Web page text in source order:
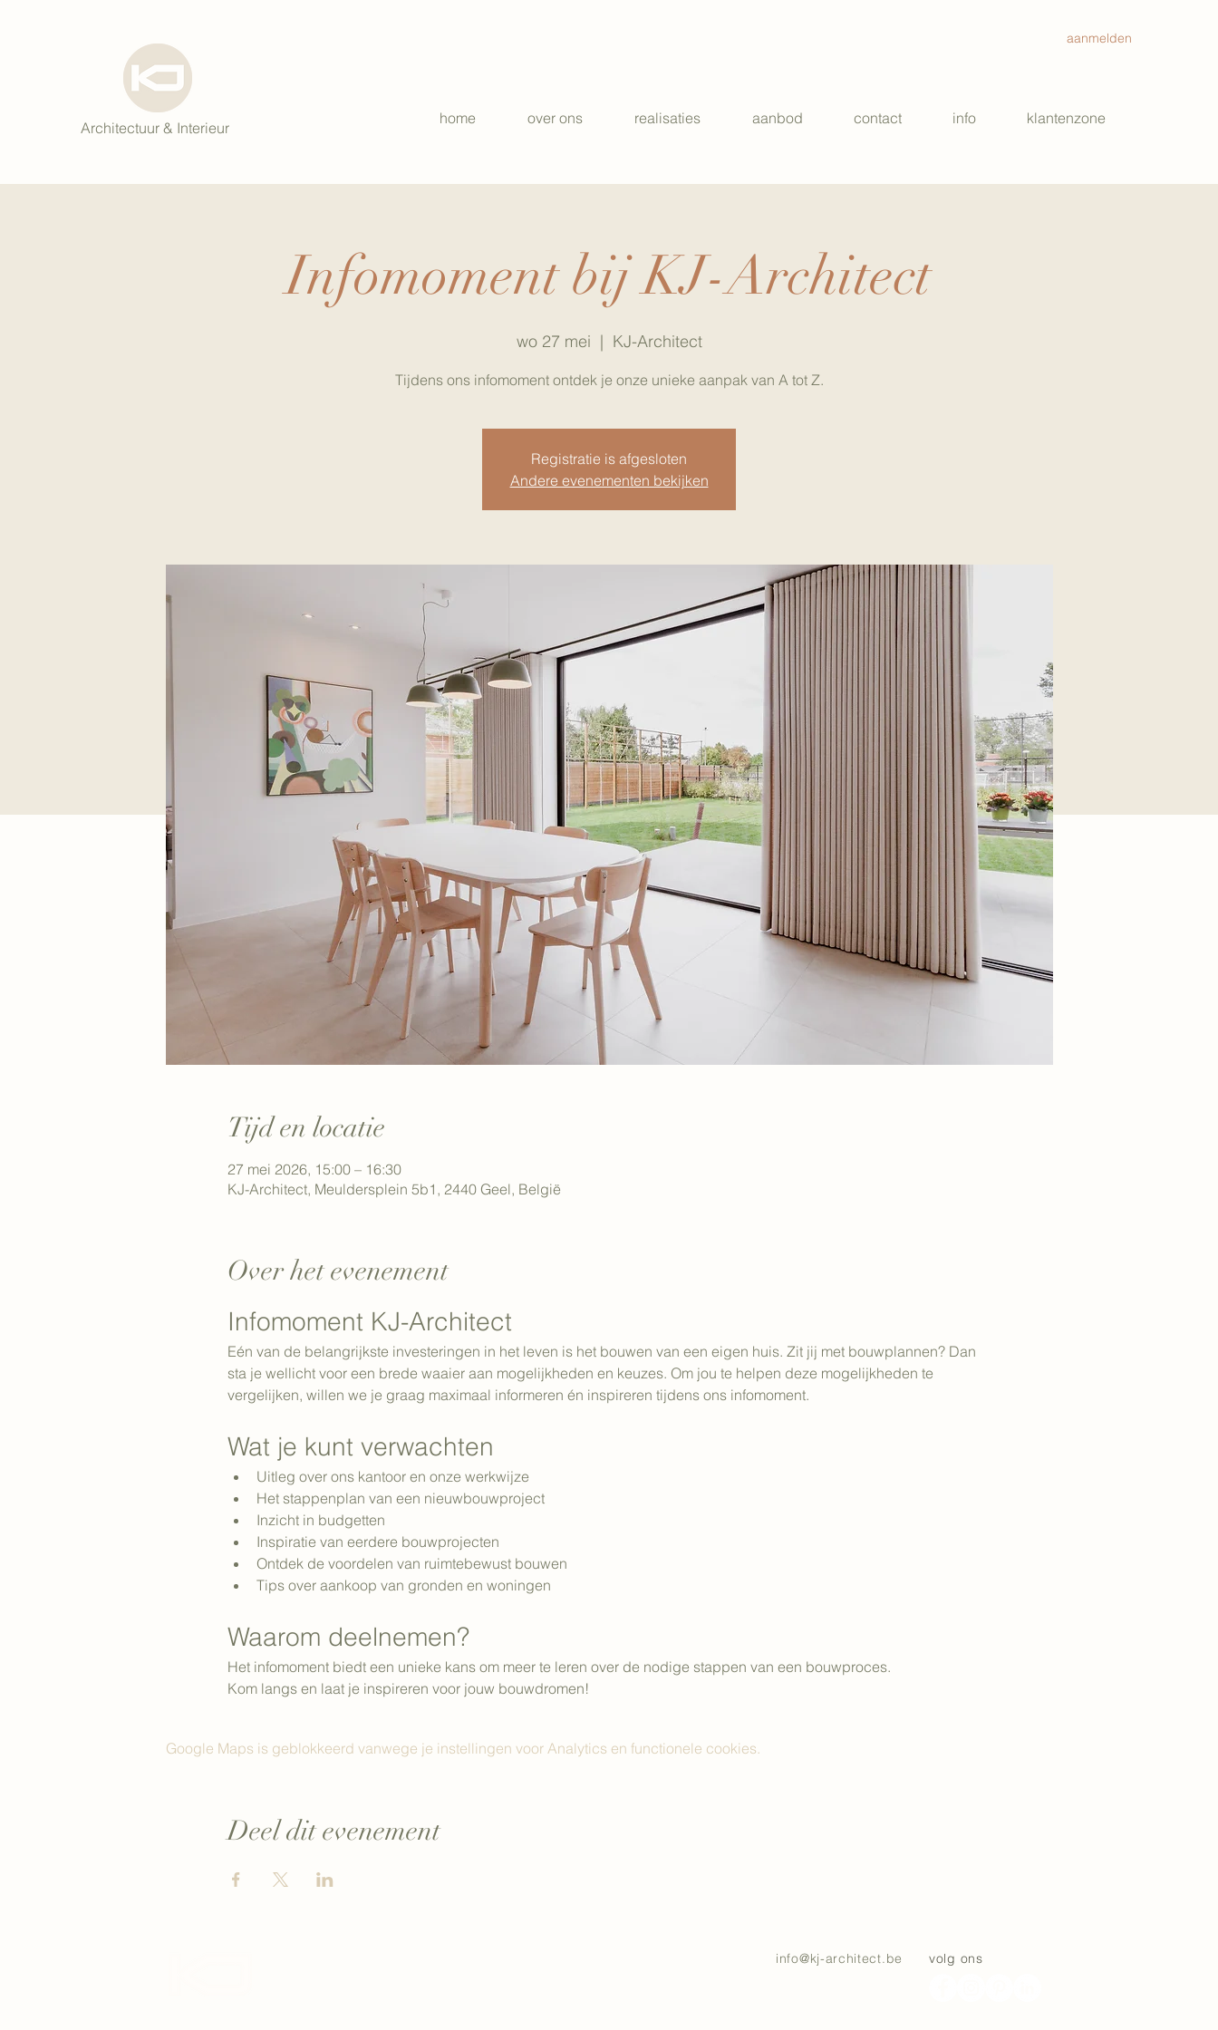
Architectuur & Interieur
aanmelden
home over ons realisaties aanbod contact info klantenzone
Infomoment bij KJ-Architect
wo 27 mei
  |
KJ-Architect
Tijdens ons infomoment ontdek je onze unieke aanpak van A tot Z.
Registratie is afgesloten
Andere evenementen bekijken
Tijd en locatie
27 mei 2026, 15:00 – 16:30
KJ-Architect, Meuldersplein 5b1, 2440 Geel, België
Over het evenement
Infomoment KJ-Architect
Eén van de belangrijkste investeringen in het leven is het bouwen van een eigen huis. Zit jij met bouwplannen? Dan
sta je wellicht voor een brede waaier aan mogelijkheden en keuzes. Om jou te helpen deze mogelijkheden te
vergelijken, willen we je graag maximaal informeren én inspireren tijdens ons infomoment.
Wat je kunt verwachten
Uitleg over ons kantoor en onze werkwijze
Het stappenplan van een nieuwbouwproject
Inzicht in budgetten
Inspiratie van eerdere bouwprojecten
Ontdek de voordelen van ruimtebewust bouwen
Tips over aankoop van gronden en woningen
Waarom deelnemen?
Het infomoment biedt een unieke kans om meer te leren over de nodige stappen van een bouwproces.
Kom langs en laat je inspireren voor jouw bouwdromen!
Google Maps is geblokkeerd vanwege je instellingen voor Analytics en functionele cookies.
Deel dit evenement
info@kj-architect.be volg ons